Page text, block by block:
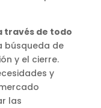
través de todo
búsqueda de
y el cierre.
y
las